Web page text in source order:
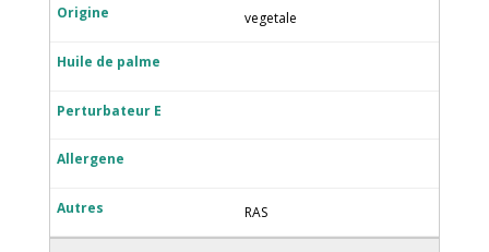
vegetale
RAS